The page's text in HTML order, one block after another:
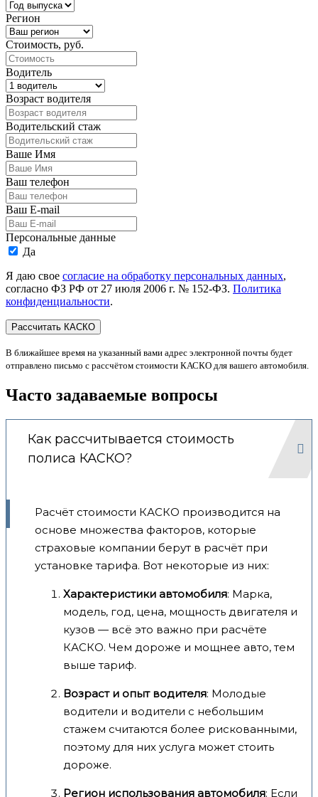
Регион
Стоимость, руб.
Водитель
Возраст водителя
Водительский стаж
Ваше Имя
Ваш телефон
Ваш E-mail
Персональные данные
Да
Я даю свое согласие на обработку персональных данных,
согласно ФЗ РФ от 27 июля 2006 г. № 152-ФЗ. Политика
конфиденциальности.
В ближайшее время на указанный вами адрес электронной почты будет
отправлено письмо с рассчётом стоимости КАСКО для вашего автомобиля.
Часто задаваемые вопросы
Как рассчитывается стоимость
полиса КАСКО?
Расчёт стоимости КАСКО производится на
основе множества факторов, которые
страховые компании берут в расчёт при
установке тарифа. Вот некоторые из них:
Характеристики автомобиля: Марка,
модель, год, цена, мощность двигателя и
кузов — всё это важно при расчёте
КАСКО. Чем дороже и мощнее авто, тем
выше тариф.
Возраст и опыт водителя: Молодые
водители и водители с небольшим
стажем считаются более рискованными,
поэтому для них услуга может стоить
дороже.
Регион использования автомобиля: Если